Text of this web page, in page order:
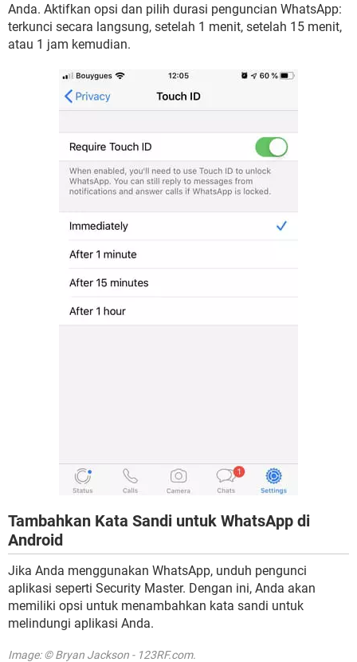
Anda. Aktifkan opsi dan pilih durasi penguncian WhatsApp:
terkunci secara langsung, setelah 1 menit, setelah 15 menit,
atau 1 jam kemudian.
Tambahkan Kata Sandi untuk WhatsApp di
Android
Jika Anda menggunakan WhatsApp, unduh pengunci
aplikasi seperti Security Master. Dengan ini, Anda akan
memiliki opsi untuk menambahkan kata sandi untuk
melindungi aplikasi Anda.
Image: © Bryan Jackson - 123RF.com.